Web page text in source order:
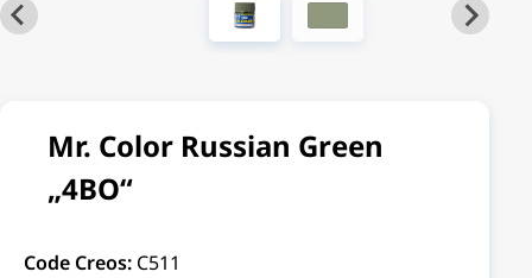
Mr. Color Russian Green
„4BO“
Code Creos: C511